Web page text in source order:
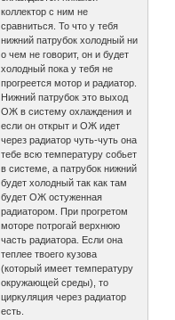
коллектор с ним не
сравниться. То что у тебя
нижний патрубок холодный ни
о чем не говорит, он и будет
холодный пока у тебя не
прогреется мотор и радиатор.
Нижний патрубок это выход
ОЖ в систему охлаждения и
если он открыт и ОЖ идет
через радиатор чуть-чуть она
тебе всю температуру собьет
в системе, а патрубок нижний
будет холодный так как там
будет ОЖ остуженная
радиатором. При прогретом
моторе потрогай верхнюю
часть радиатора. Если она
теплее твоего кузова
(который имеет температуру
окружающей среды), то
циркуляция через радиатор
есть.